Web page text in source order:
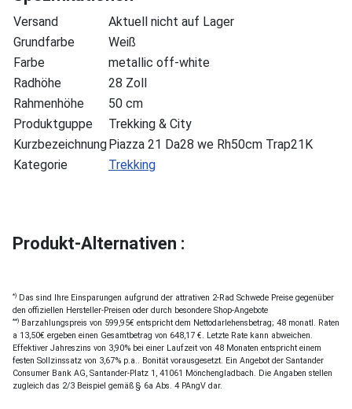
Versand
Aktuell nicht auf Lager
Grundfarbe
Weiß
Farbe
metallic off-white
Radhöhe
28 Zoll
Rahmenhöhe
50 cm
Produktguppe
Trekking & City
KurzbezeichnungPiazza 21 Da28 we Rh50cm Trap21K
Kategorie
Trekking
Produkt-Alternativen :
*) Das sind Ihre Einsparungen aufgrund der attrativen 2-Rad Schwede Preise gegenüber
den offiziellen Hersteller-Preisen oder durch besondere Shop-Angebote
**) Barzahlungspreis von 599,95€ entspricht dem Nettodarlehensbetrag; 48 monatl. Raten
a 13,50€ ergeben einen Gesamtbetrag von 648,17 €. Letzte Rate kann abweichen.
Effektiver Jahreszins von 3,90% bei einer Laufzeit von 48 Monaten entspricht einem
festen Sollzinssatz von 3,67% p.a.. Bonität vorausgesetzt. Ein Angebot der Santander
Consumer Bank AG, Santander-Platz 1, 41061 Mönchengladbach. Die Angaben stellen
zugleich das 2/3 Beispiel gemäß § 6a Abs. 4 PAngV dar.